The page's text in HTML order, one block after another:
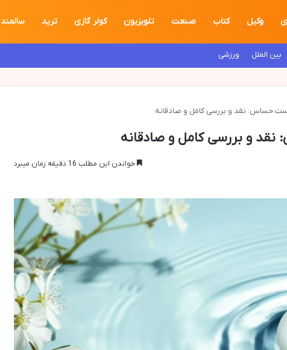
وکیل کتاب صنعت تلویزیون کولر گازی ترید سالمند
بین الملل ورزشی
حساس: نقد و بررسی کامل و صادقانه
و بررسی کامل و صادقانه
خواندن این مطلب 16 دقیقه زمان میبرد